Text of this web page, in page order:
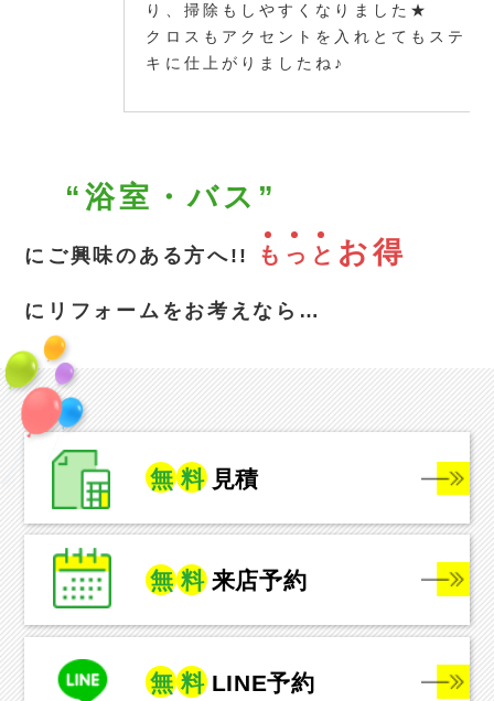
り、掃除もしやすくなりました★
クロスもアクセントを入れとてもステ
キに仕上がりましたね♪
“浴室・バス”
にご興味のある方へ!! も っ と お得
にリフォームをお考えなら…
無 料 見積
無 料 来店予約
無 料 LINE予約